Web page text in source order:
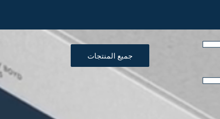
جميع المنتجات